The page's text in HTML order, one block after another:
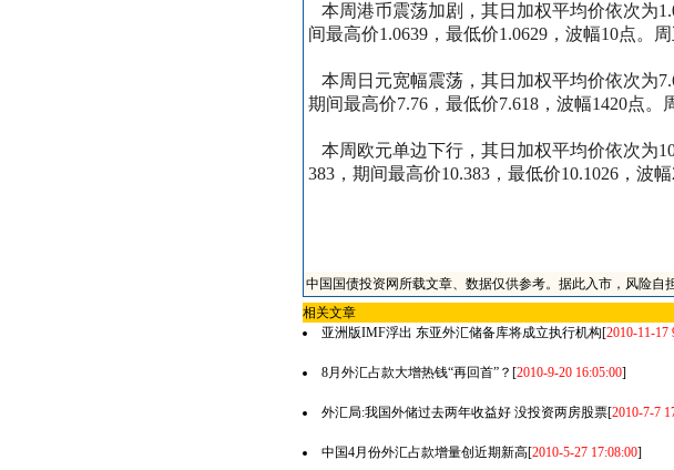
本周港币震荡加剧，其日加权平均价依次为
间最高价1.0639，最低价1.0629，波幅10点。
本周日元宽幅震荡，其日加权平均价依次为
期间最高价7.76，最低价7.618，波幅1420点。
本周欧元单边下行，其日加权平均价依次为
383，期间最高价10.383，最低价10.1026，波幅
中国国债投资网所载文章、数据仅供参考。据此入市，风险自担
相关文章
亚洲版IMF浮出 东亚外汇储备库将成立执行机构[2010-11-17
8月外汇占款大增热钱“再回首”？ [2010-9-20 16:05:00]
外汇局:我国外储过去两年收益好 没投资两房股票[2010-7-7
中国4月份外汇占款增量创近期新高[2010-5-27 17:08:00]